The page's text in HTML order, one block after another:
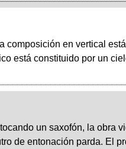
en vertical
está constituido por un
un saxofón, la obra
de entonación parda. El